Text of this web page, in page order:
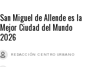
San Miguel de Allende es la
Mejor Ciudad del Mundo
2026
REDACCIÓN CENTRO URBANO